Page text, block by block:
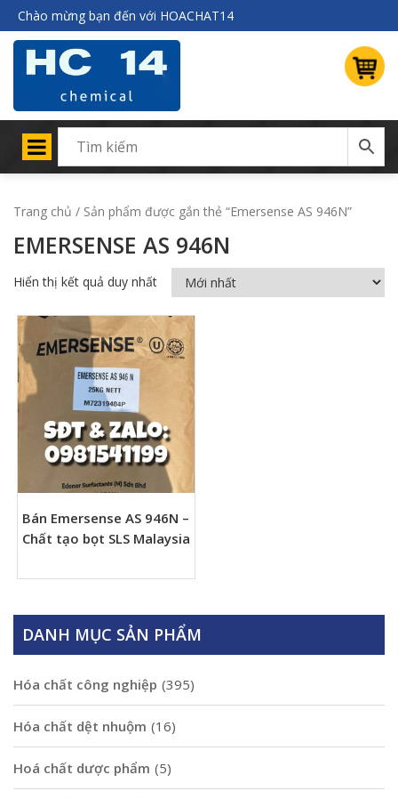
Chào mừng bạn đến với HOACHAT14
Trang chủ / Sản phẩm được gắn thẻ “Emersense AS 946N”
EMERSENSE AS 946N
Hiển thị kết quả duy nhất
Bán Emersense AS 946N –
Chất tạo bọt SLS Malaysia
DANH MỤC SẢN PHẨM
Hóa chất công nghiệp (395)
Hóa chất dệt nhuộm (16)
Hoá chất dược phẩm (5)